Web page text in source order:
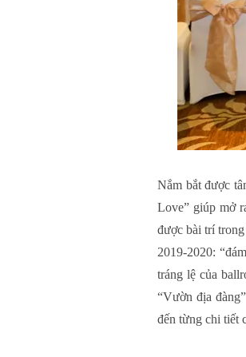
Nắm bắt được
Love” giúp mở
được bài trí
2019-2020:
tráng lệ của
“Vườn địa
đến từng chi tiết